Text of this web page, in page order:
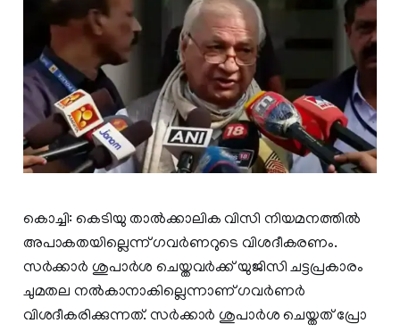
കൊച്ചി: കെടിയു താൽക്കാലിക വിസി നിയമനത്തില്‍
അപാകതയില്ലെന്ന് ഗവർണറുടെ വിശദീകരണം.
സർക്കാർ ശുപാർശ ചെയ്തവർക്ക് യുജിസി ചട്ടപ്രകാരം
ചുമതല നൽകാനാകില്ലെന്നാണ് ഗവർണര്‍
വിശദീകരിക്കുന്നത്. സർക്കാർ ശുപാർശ ചെയ്തത് പ്രോ